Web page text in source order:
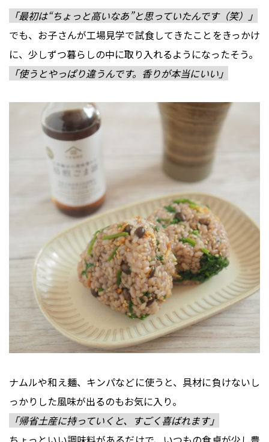
「最初は“ちょっと高いなあ”と思っていたんです（笑）」
でも、お子さんが工場見学で試食してきたことをきっかけ
に、少しずつ暮らしの中に取り入れるようになったそう。
「使うとやっぱり違うんです。香りが本当にいい」
ナムルや和え麺、キンパなどに使うと、具材に負けないし
っかりした風味が出るのもお気に入り。
「帰省土産に持っていくと、すごく喜ばれます」